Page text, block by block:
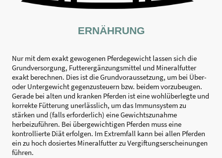
ERNÄHRUNG
Nur mit dem exakt gewogenen Pferdegewicht lassen sich die
Grundversorgung, Futterergänzungsmittel und Mineralfutter
exakt berechnen. Dies ist die Grundvoraussetzung, um bei Über-
oder Untergewicht gegenzusteuern bzw. beidem vorzubeugen.
Gerade bei alten und kranken Pferden ist eine wohlüberlegte und
korrekte Fütterung unerlässlich, um das Immunsystem zu
stärken und (falls erforderlich) eine Gewichtszunahme
herbeizuführen. Bei übergewichtigen Pferden muss eine
kontrollierte Diät erfolgen. Im Extremfall kann bei allen Pferden
ein zu hoch dosiertes Mineralfutter zu Vergiftungserscheinungen
führen.